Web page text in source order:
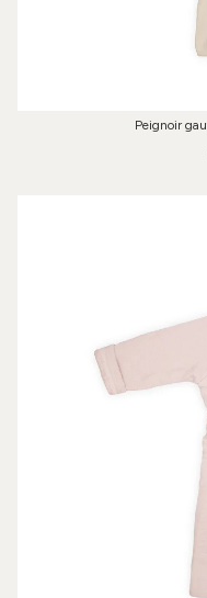
Peignoir